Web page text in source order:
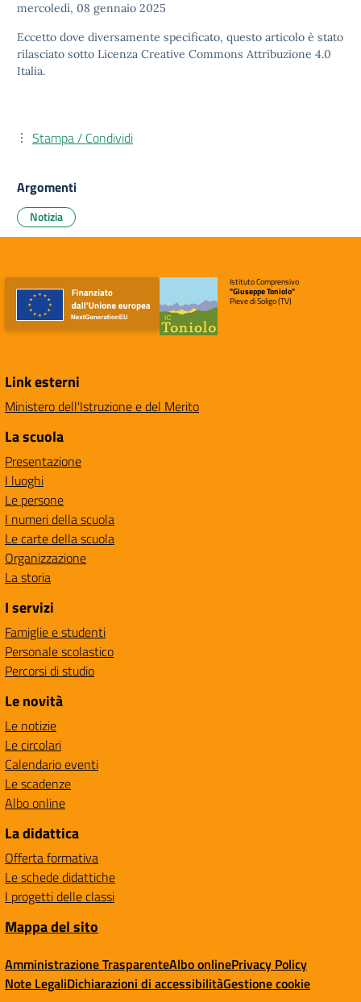
mercoledì, 08 gennaio 2025
Eccetto dove diversamente specificato, questo articolo è stato
rilasciato sotto Licenza Creative Commons Attribuzione 4.0
Italia.
Stampa / Condividi
Argomenti
Notizia
Istituto Comprensivo
"Giuseppe Toniolo"
Pieve di Soligo (TV)
Link esterni
Ministero dell'Istruzione e del Merito
La scuola
Presentazione
I luoghi
Le persone
I numeri della scuola
Le carte della scuola
Organizzazione
La storia
I servizi
Famiglie e studenti
Personale scolastico
Percorsi di studio
Le novità
Le notizie
Le circolari
Calendario eventi
Le scadenze
Albo online
La didattica
Offerta formativa
Le schede didattiche
I progetti delle classi
Mappa del sito
Amministrazione TrasparenteAlbo onlinePrivacy Policy
Note LegaliDichiarazioni di accessibilitàGestione cookie